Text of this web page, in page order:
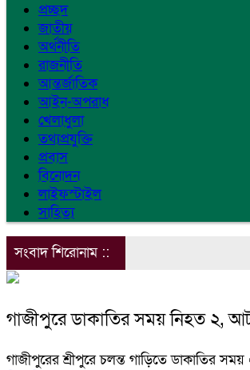
প্রচ্ছদ
জাতীয়
অর্থনীতি
রাজনীতি
আন্তর্জাতিক
আইন-অপরাধ
খেলাধুলা
তথ্যপ্রযুক্তি
প্রবাস
বিনোদন
লাইফস্টাইল
সাহিত্য
সংবাদ শিরোনাম ::
গাজীপুরে ডাকাতির সময় নিহত ২,
গাজীপুরের শ্রীপুরে চলন্ত গাড়িতে ডাকাতির